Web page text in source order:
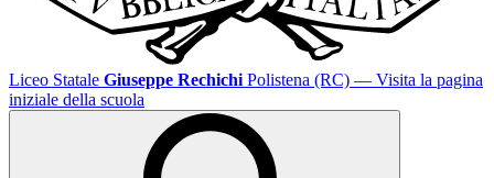
Liceo Statale Giuseppe Rechichi Polistena (RC) — Visita la pagina
iniziale della scuola